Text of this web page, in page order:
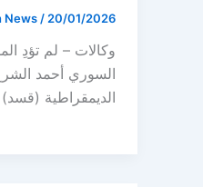
News/20/01/2026
وكالات – لم تؤدِ
السوري أحمد
الديمقراطية